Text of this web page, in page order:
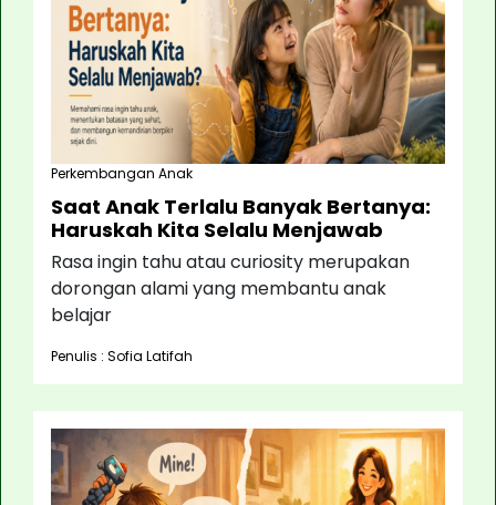
Perkembangan Anak
Saat Anak Terlalu Banyak Bertanya:
Haruskah Kita Selalu Menjawab
Rasa ingin tahu atau curiosity merupakan
dorongan alami yang membantu anak
belajar
Penulis : Sofia Latifah